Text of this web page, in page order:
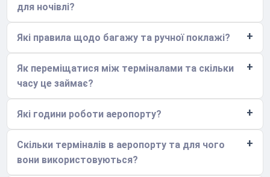
для ночівлі?
Які правила щодо багажу та ручної поклажі?
Як переміщатися між терміналами та скільки
часу це займає?
Які години роботи аеропорту?
Скільки терміналів в аеропорту та для чого
вони використовуються?